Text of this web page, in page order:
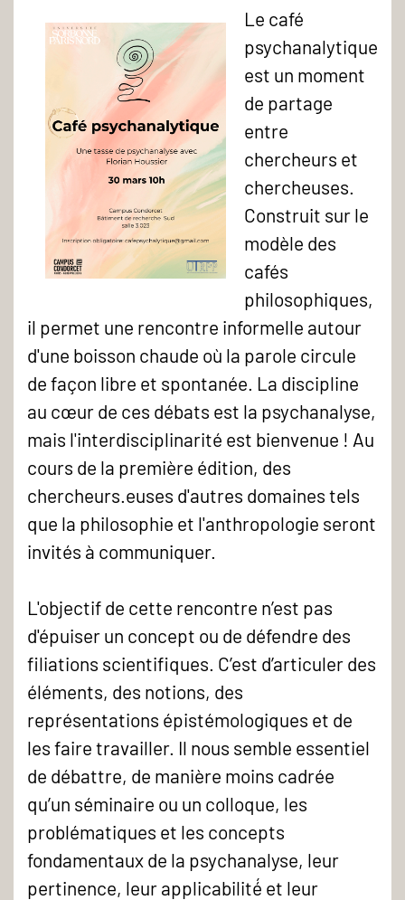
psychanalytique
-
Une
tasse
de
psychanalyse
avec
Florian
Houssier
Le café
psychanalytique
est un moment
de partage
entre
chercheurs et
chercheuses.
Construit sur le
modèle des
cafés
philosophiques,
il permet une rencontre informelle autour
d'une boisson chaude où la parole circule
de façon libre et spontanée. La discipline
au cœur de ces débats est la psychanalyse,
mais l'interdisciplinarité est bienvenue ! Au
cours de la première édition, des
chercheurs.euses d'autres domaines tels
que la philosophie et l'anthropologie seront
invités à communiquer.
L'objectif de cette rencontre n’est pas
d'épuiser un concept ou de défendre des
filiations scientifiques. C’est d’articuler des
éléments, des notions, des
représentations épistémologiques et de
les faire travailler. Il nous semble essentiel
de débattre, de manière moins cadrée
qu’un séminaire ou un colloque, les
problématiques et les concepts
fondamentaux de la psychanalyse, leur
pertinence, leur applicabilité́ et leur